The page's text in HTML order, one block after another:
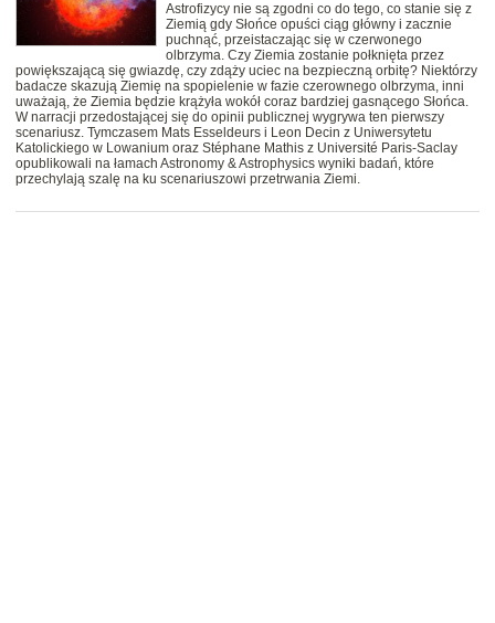
Astrofizycy nie są zgodni co do tego, co stanie się z
Ziemią gdy Słońce opuści ciąg główny i zacznie
puchnąć, przeistaczając się w czerwonego
olbrzyma. Czy Ziemia zostanie połknięta przez
powiększającą się gwiazdę, czy zdąży uciec na bezpieczną orbitę? Niektórzy
badacze skazują Ziemię na spopielenie w fazie czerownego olbrzyma, inni
uważają, że Ziemia będzie krążyła wokół coraz bardziej gasnącego Słońca.
W narracji przedostającej się do opinii publicznej wygrywa ten pierwszy
scenariusz. Tymczasem Mats Esseldeurs i Leon Decin z Uniwersytetu
Katolickiego w Lowanium oraz Stéphane Mathis z Université Paris-Saclay
opublikowali na łamach Astronomy & Astrophysics wyniki badań, które
przechylają szalę na ku scenariuszowi przetrwania Ziemi.